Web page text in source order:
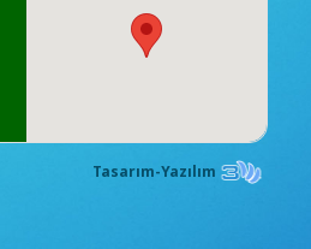
Tasarım-Yazılım